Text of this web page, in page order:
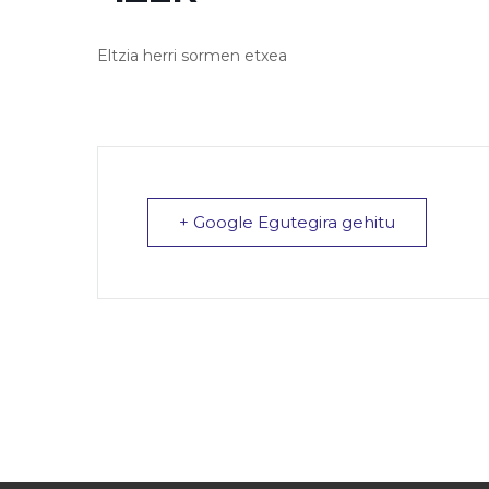
Eltzia herri sormen etxea
+ Google Egutegira gehitu